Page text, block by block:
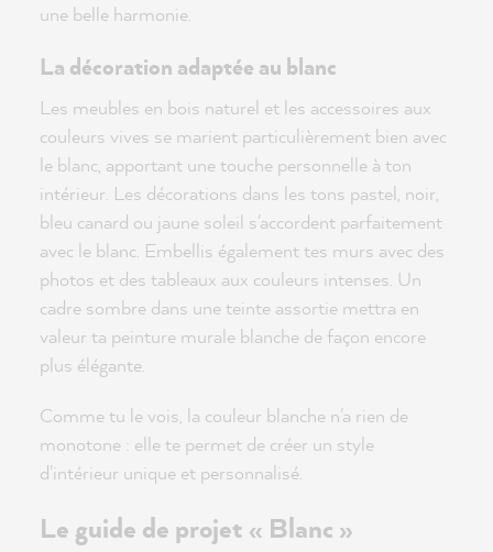
une belle harmonie.
La décoration adaptée au blanc
Les meubles en bois naturel et les accessoires aux
couleurs vives se marient particulièrement bien avec
le blanc, apportant une touche personnelle à ton
intérieur. Les décorations dans les tons pastel, noir,
bleu canard ou jaune soleil s'accordent parfaitement
avec le blanc. Embellis également tes murs avec des
photos et des tableaux aux couleurs intenses. Un
cadre sombre dans une teinte assortie mettra en
valeur ta peinture murale blanche de façon encore
plus élégante.
Comme tu le vois, la couleur blanche n'a rien de
monotone : elle te permet de créer un style
d'intérieur unique et personnalisé.
Le guide de projet « Blanc »